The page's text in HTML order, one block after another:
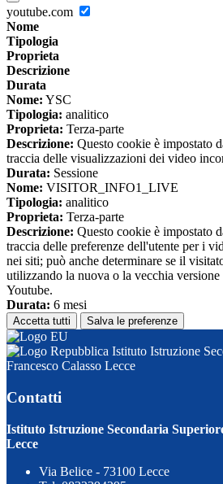
youtube.com
Nome
Tipologia
Proprieta
Descrizione
Durata
Nome: YSC
Tipologia: analitico
Proprieta: Terza-parte
Descrizione: Questo cookie è impostato
traccia delle visualizzazioni dei video
Durata: Sessione
Nome: VISITOR_INFO1_LIVE
Tipologia: analitico
Proprieta: Terza-parte
Descrizione: Questo cookie è impostato
traccia delle preferenze dell'utente per i
nei siti; può anche determinare se il
utilizzando la nuova o la vecchia
Youtube.
Durata: 6 mesi
Accetta tutti Salva le preferenze
Istituto Istruzione
Francesco Calasso Lecce
Contatti
Istituto Istruzione Secondaria
Lecce
Via Belice - 73100 Lecce